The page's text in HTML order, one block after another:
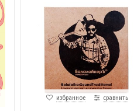
избранное сравнить